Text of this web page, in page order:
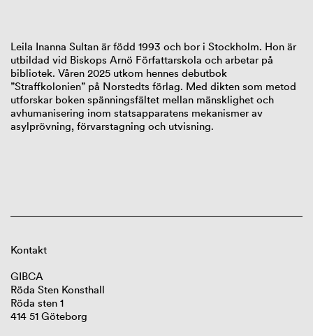
Leila Inanna Sultan är född 1993 och bor i Stockholm. Hon är
utbildad vid Biskops Arnö Författarskola och arbetar på
bibliotek. Våren 2025 utkom hennes debutbok
”Straffkolonien” på Norstedts förlag. Med dikten som metod
utforskar boken spänningsfältet mellan mänsklighet och
avhumanisering inom statsapparatens mekanismer av
asylprövning, förvarstagning och utvisning.
Kontakt
GIBCA
Röda Sten Konsthall
Röda sten 1
414 51 Göteborg